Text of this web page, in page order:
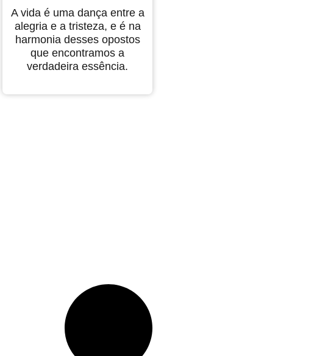
A vida é uma dança entre a
alegria e a tristeza, e é na
harmonia desses opostos
que encontramos a
verdadeira essência.